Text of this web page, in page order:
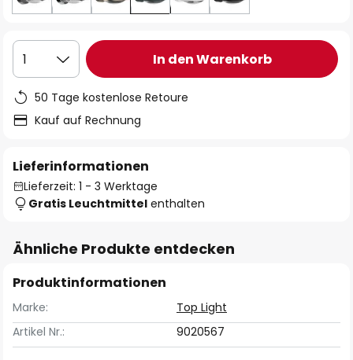
1 In den Warenkorb
50 Tage kostenlose Retoure
Kauf auf Rechnung
Lieferinformationen
Lieferzeit: 1 - 3 Werktage
Gratis Leuchtmittel enthalten
Ähnliche Produkte entdecken
Produktinformationen
Marke:
Top Light
Artikel Nr.:
9020567